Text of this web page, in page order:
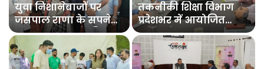
युवा निशानेबाजों पर
जसपाल राणा के सपने
को साकार करने की
जिम्मेदारी : रेखा आर्या
तकनीकी शिक्षा विभाग
प्रदेशभर में आयोजित
करेगा रोजगार
मेलेविभागीय मंत्री डा.
रावत ने बैठक में